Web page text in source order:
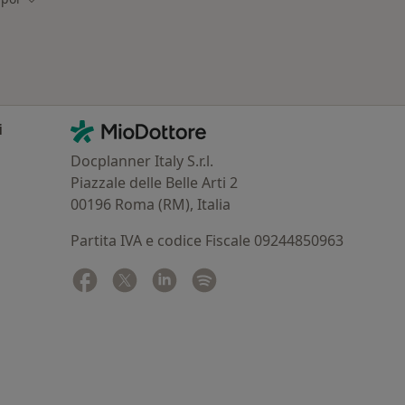
Contatti
MioDottore - Homepage
Docplanner Italy S.r.l.
Piazzale delle Belle Arti 2
00196 Roma (RM), Italia
Partita IVA e codice Fiscale 09244850963
Facebook
si apre in una nuova scheda
Twitter
si apre in una nuova scheda
Linkedin
si apre in una nuova scheda